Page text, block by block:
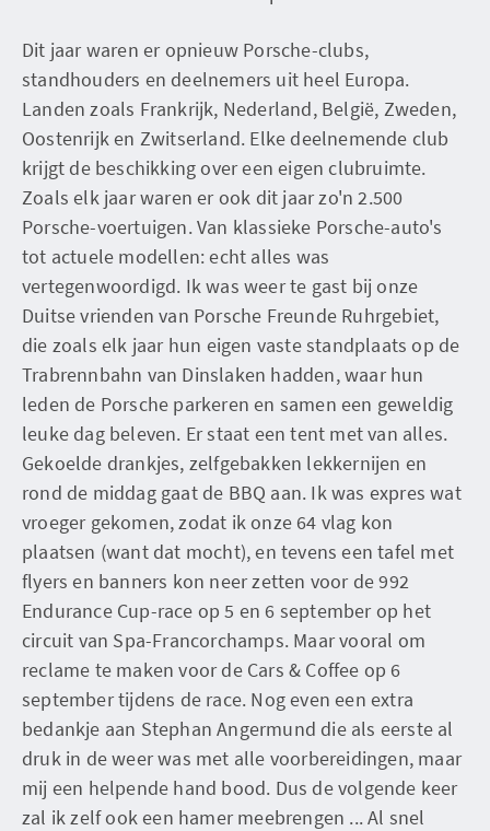
Dit jaar waren er opnieuw Porsche-clubs,
standhouders en deelnemers uit heel Europa.
Landen zoals Frankrijk, Nederland, België, Zweden,
Oostenrijk en Zwitserland. Elke deelnemende club
krijgt de beschikking over een eigen clubruimte.
Zoals elk jaar waren er ook dit jaar zo'n 2.500
Porsche-voertuigen. Van klassieke Porsche-auto's
tot actuele modellen: echt alles was
vertegenwoordigd. Ik was weer te gast bij onze
Duitse vrienden van Porsche Freunde Ruhrgebiet,
die zoals elk jaar hun eigen vaste standplaats op de
Trabrennbahn van Dinslaken hadden, waar hun
leden de Porsche parkeren en samen een geweldig
leuke dag beleven. Er staat een tent met van alles.
Gekoelde drankjes, zelfgebakken lekkernijen en
rond de middag gaat de BBQ aan. Ik was expres wat
vroeger gekomen, zodat ik onze 64 vlag kon
plaatsen (want dat mocht), en tevens een tafel met
flyers en banners kon neer zetten voor de 992
Endurance Cup-race op 5 en 6 september op het
circuit van Spa-Francorchamps. Maar vooral om
reclame te maken voor de Cars & Coffee op 6
september tijdens de race. Nog even een extra
bedankje aan Stephan Angermund die als eerste al
druk in de weer was met alle voorbereidingen, maar
mij een helpende hand bood. Dus de volgende keer
zal ik zelf ook een hamer meebrengen ... Al snel